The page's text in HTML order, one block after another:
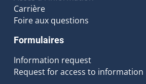
Carrière
Foire aux questions
Formulaires
Information request
Request for access to information